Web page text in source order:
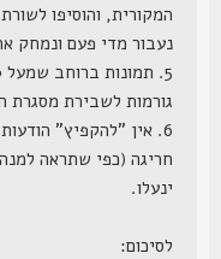
המקורית, והוסיפו לשורת
נעבור מדי פעם ונמחק את
גורמות לשבירת מסגרת האתר.
6. אין "להקפיץ" הודעות
חריגה (כפי שתראה למנהל
ינעלו.
לסיכום: